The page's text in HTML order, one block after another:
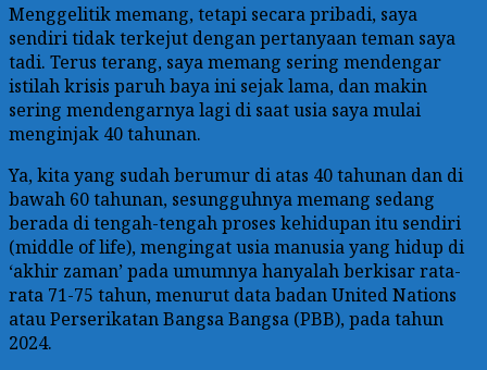
Menggelitik memang, tetapi secara pribadi, saya
sendiri tidak terkejut dengan pertanyaan teman saya
tadi. Terus terang, saya memang sering mendengar
istilah krisis paruh baya ini sejak lama, dan makin
sering mendengarnya lagi di saat usia saya mulai
menginjak 40 tahunan.
Ya, kita yang sudah berumur di atas 40 tahunan dan di
bawah 60 tahunan, sesungguhnya memang sedang
berada di tengah-tengah proses kehidupan itu sendiri
(middle of life), mengingat usia manusia yang hidup di
‘akhir zaman’ pada umumnya hanyalah berkisar rata-
rata 71-75 tahun, menurut data badan United Nations
atau Perserikatan Bangsa Bangsa (PBB), pada tahun
2024.